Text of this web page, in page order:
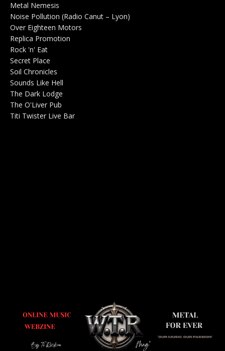
Metal Nemesis
Noise Pollution (Radio Canut – Lyon)
Over Eighteen Motors
Replica Promotion
Rock 'n' Eat
Secret Place
Soil Chronicles
Sounds Like Hell
The Dark Lodge
The O'Liver Pub
Titi Twister Live Bar